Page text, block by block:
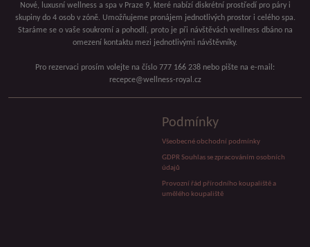
Nové, luxusní wellness a spa v Praze 9, které nabízí diskrétní prostředí pro páry i
skupiny do 4 osob v zóně. Umožňujeme pronájem jednotlivých prostor i celého spa.
Staráme se o vaše soukromí a pohodlí, proto je při návštěvách wellness dbáno na
omezení kontaktu mezi jednotlivými návštěvníky.
Pro rezervaci prosím volejte na číslo 777 166 238 nebo pište na e-mail:
recepce@wellness-royal.cz
Podmínky
Všeobecné obchodní podmínky
GDPR Souhlas se zpracováním osobních
údajů
Provozní řád přírodního koupaliště a
umělého koupaliště